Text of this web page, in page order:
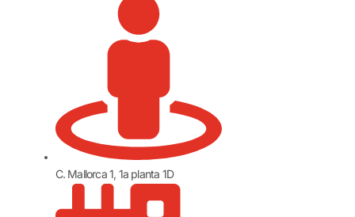
C. Mallorca 1, 1a planta 1D